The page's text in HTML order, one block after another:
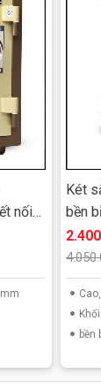
nối
Két
bền
bền